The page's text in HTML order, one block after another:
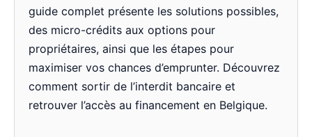
guide complet présente les solutions possibles,
des micro-crédits aux options pour
propriétaires, ainsi que les étapes pour
maximiser vos chances d’emprunter. Découvrez
comment sortir de l’interdit bancaire et
retrouver l’accès au financement en Belgique.